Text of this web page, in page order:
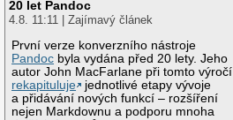
20 let Pandoc
4.8. 11:11 | Zajímavý článek
První verze konverzního nástroje
Pandoc byla vydána před 20 lety. Jeho
autor John MacFarlane při tomto výročí
rekapituluje
jednotlivé etapy vývoje
a přidávání nových funkcí – rozšíření
nejen Markdownu a podporu mnoha